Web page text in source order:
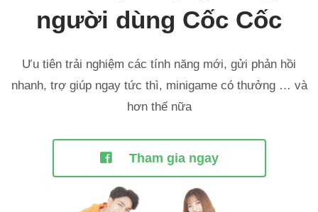
người dùng Cốc Cốc
Ưu tiên trải nghiệm các tính năng mới, gửi phản hồi
nhanh, trợ giúp ngay tức thì, minigame có thưởng … và
hơn thế nữa
Tham gia ngay